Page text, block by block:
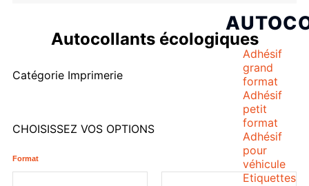
Adhésif
grand
format
Adhésif
petit
format
Adhésif
pour
véhicule
Etiquettes
Autocollants écologiques
Catégorie Imprimerie
CHOISISSEZ VOS OPTIONS
Format